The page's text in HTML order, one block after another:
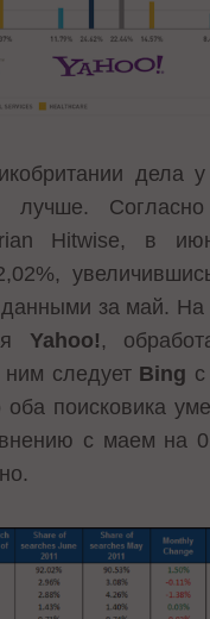
дела у
лучше.
Hitwise, в
за май. На
Yahoo! ,
следует Bing
оба поисковика
с маем на